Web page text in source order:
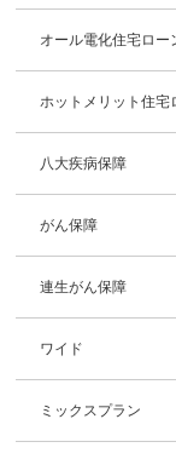
オール電化住宅ロー
ホットメリット住宅
八大疾病保障
がん保障
連生がん保障
ワイド
ミックスプラン